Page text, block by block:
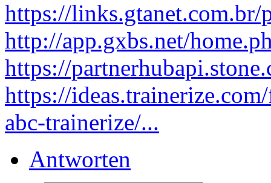
https://links.gtanet.com.br/
http://app.gxbs.net/
https://
https://
abc-trainerize/...
Antworten